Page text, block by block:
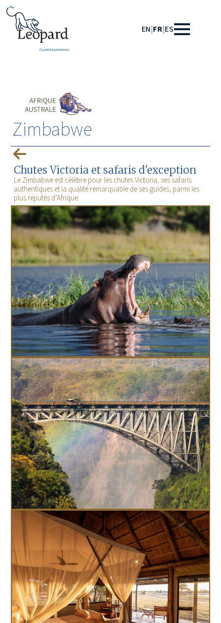
EN|FR|ES
Chutes Victoria et safaris d'exception
Le Zimbabwe est célèbre pour les chutes Victoria, ses safaris
authentiques et la qualité remarquable de ses guides, parmi les
plus réputés d’Afrique.
Zimbabwe